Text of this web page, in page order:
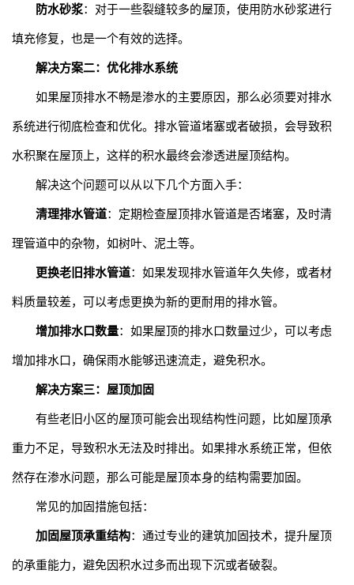
防水砂浆：对于一些裂缝较多的屋顶，使用防水砂浆进行
填充修复，也是一个有效的选择。
解决方案二：优化排水系统
如果屋顶排水不畅是渗水的主要原因，那么必须要对排水
系统进行彻底检查和优化。排水管道堵塞或者破损，会导致积
水积聚在屋顶上，这样的积水最终会渗透进屋顶结构。
解决这个问题可以从以下几个方面入手：
清理排水管道：定期检查屋顶排水管道是否堵塞，及时清
理管道中的杂物，如树叶、泥土等。
更换老旧排水管道：如果发现排水管道年久失修，或者材
料质量较差，可以考虑更换为新的更耐用的排水管。
增加排水口数量：如果屋顶的排水口数量过少，可以考虑
增加排水口，确保雨水能够迅速流走，避免积水。
解决方案三：屋顶加固
有些老旧小区的屋顶可能会出现结构性问题，比如屋顶承
重力不足，导致积水无法及时排出。如果排水系统正常，但依
然存在渗水问题，那么可能是屋顶本身的结构需要加固。
常见的加固措施包括：
加固屋顶承重结构：通过专业的建筑加固技术，提升屋顶
的承重能力，避免因积水过多而出现下沉或者破裂。